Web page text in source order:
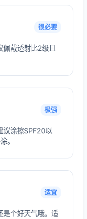
很必要
佩戴透射比2级且
极强
议涂擦SPF20以
。
适宜
是个好天气哦。适